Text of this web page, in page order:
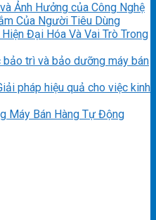
Ảnh Hưởng của Công Nghệ
Của Người Tiêu Dùng
Đại Hóa Và Vai Trò Trong
trì và bảo dưỡng máy bán
pháp hiệu quả cho việc kinh
Máy Bán Hàng Tự Động